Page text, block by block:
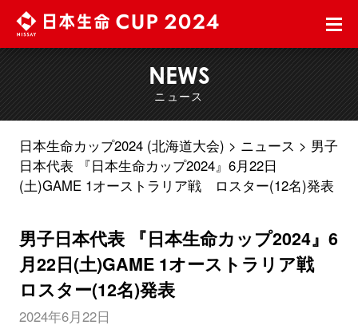
NEWS
ニュース
日本生命カップ2024 (北海道大会) ニュース
男子
日本代表 『日本生命カップ2024』6月22日
(土)GAME 1オーストラリア戦 ロスター(12名)発表
男子日本代表 『日本生命カップ2024』6
月22日(土)GAME 1オーストラリア戦
ロスター(12名)発表
2024年6月22日